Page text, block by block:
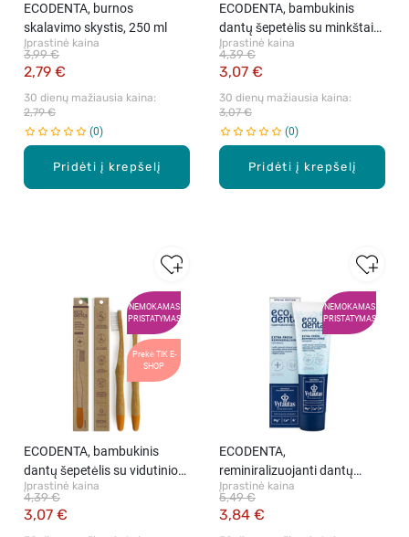
Pridėti į krepšelį
ECODENTA, burnos
skalavimo skystis, 250 ml
Įprastinė kaina
2,79 €
3,99 €
30 dienų mažiausia kaina:
2,79 €
0
Pridėti į krepšelį
ECODENTA, bambukinis
dantų šepetėlis su minkštais
šereliais, 1 vnt.
Įprastinė kaina
3,07 €
4,39 €
30 dienų mažiausia kaina:
3,07 €
0
NEMOKAMAS
PRISTATYMAS
Prekė TIK E-
SHOP
ECODENTA, bambukinis
dantų šepetėlis su vidutinio
minkštumo šereliais, 1 vnt.
Įprastinė kaina
3,07 €
4,39 €
NEMOKAMAS
PRISTATYMAS
ECODENTA,
reminiralizuojanti dantų
pasta, 100 ml
Įprastinė kaina
3,84 €
5,49 €